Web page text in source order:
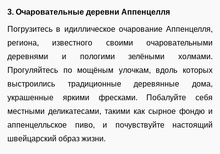
3. Очаровательные деревни Аппенцелля
Погрузитесь в идиллическое очарование Аппенцелля,
региона, известного своими очаровательными
деревнями и пологими зелёными холмами.
Прогуляйтесь по мощёным улочкам, вдоль которых
выстроились традиционные деревянные дома,
украшенные яркими фресками. Побалуйте себя
местными деликатесами, такими как сырное фондю и
аппенцелльское пиво, и почувствуйте настоящий
швейцарский образ жизни.